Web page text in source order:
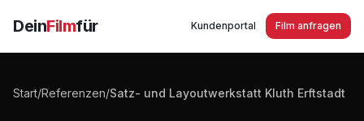
DeinFilmfür Kundenportal Film anfragen
Start/Referenzen/Satz- und Layoutwerkstatt Kluth Erftstadt
Satz- und Layoutwerkstatt Kluth Erftstadt - Imagefilm